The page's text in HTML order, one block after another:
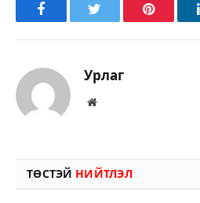
FacebookTwitter Pinterest
Урлаг
Вэбсайт
ТӨСТЭЙ НИЙТЛЭЛ